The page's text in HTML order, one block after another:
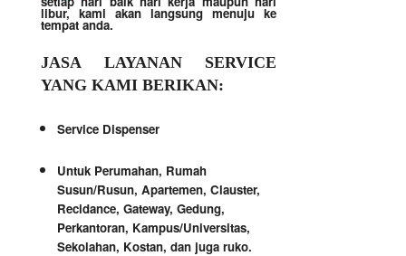
libur, kami akan langsung menuju ke
tempat anda.
JASA LAYANAN SERVICE
YANG KAMI BERIKAN:
Service Dispenser
Untuk Perumahan, Rumah
Susun/Rusun, Apartemen, Clauster,
Recidance, Gateway, Gedung,
Perkantoran, Kampus/Universitas,
Sekolahan, Kostan, dan juga ruko.